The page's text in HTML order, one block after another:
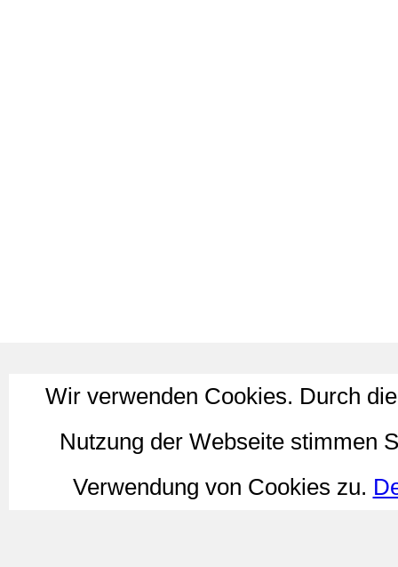
Wir verwenden Cookies. Durch
Nutzung der Webseite stimmen
Verwendung von Cookies zu.